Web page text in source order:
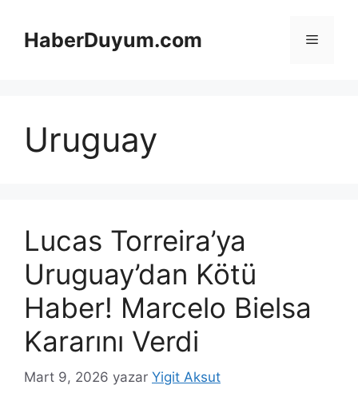
HaberDuyum.com Menü
Uruguay
Lucas Torreira’ya
Uruguay’dan Kötü
Haber! Marcelo Bielsa
Kararını Verdi
Mart 9, 2026 yazar Yigit Aksut